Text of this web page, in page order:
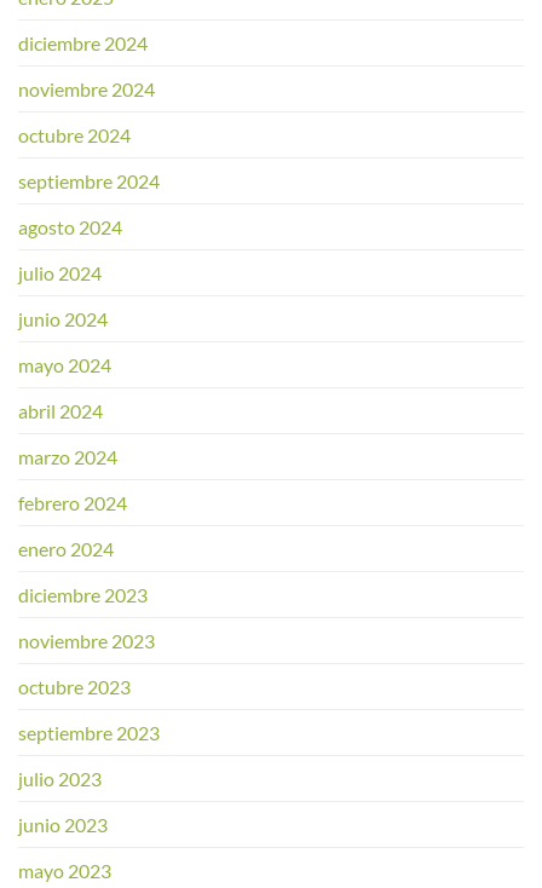
diciembre 2024
noviembre 2024
octubre 2024
septiembre 2024
agosto 2024
julio 2024
junio 2024
mayo 2024
abril 2024
marzo 2024
febrero 2024
enero 2024
diciembre 2023
noviembre 2023
octubre 2023
septiembre 2023
julio 2023
junio 2023
mayo 2023